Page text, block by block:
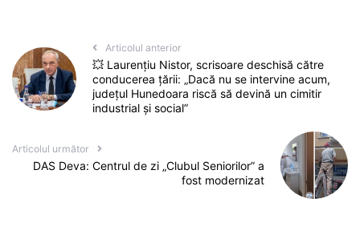
Articolul anterior
💥 Laurențiu Nistor, scrisoare deschisă către
conducerea țării: „Dacă nu se intervine acum,
județul Hunedoara riscă să devină un cimitir
industrial și social”
Articolul următor
DAS Deva: Centrul de zi „Clubul Seniorilor” a
fost modernizat